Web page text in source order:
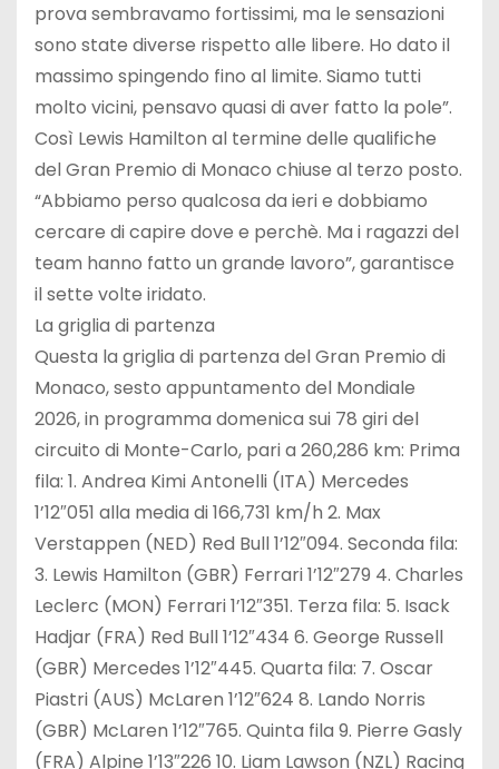
prova sembravamo fortissimi, ma le sensazioni
sono state diverse rispetto alle libere. Ho dato il
massimo spingendo fino al limite. Siamo tutti
molto vicini, pensavo quasi di aver fatto la pole”.
Così Lewis Hamilton al termine delle qualifiche
del Gran Premio di Monaco chiuse al terzo posto.
“Abbiamo perso qualcosa da ieri e dobbiamo
cercare di capire dove e perchè. Ma i ragazzi del
team hanno fatto un grande lavoro”, garantisce
il sette volte iridato.
La griglia di partenza
Questa la griglia di partenza del Gran Premio di
Monaco, sesto appuntamento del Mondiale
2026, in programma domenica sui 78 giri del
circuito di Monte-Carlo, pari a 260,286 km: Prima
fila: 1. Andrea Kimi Antonelli (ITA) Mercedes
1’12″051 alla media di 166,731 km/h 2. Max
Verstappen (NED) Red Bull 1’12″094. Seconda fila:
3. Lewis Hamilton (GBR) Ferrari 1’12″279 4. Charles
Leclerc (MON) Ferrari 1’12″351. Terza fila: 5. Isack
Hadjar (FRA) Red Bull 1’12″434 6. George Russell
(GBR) Mercedes 1’12″445. Quarta fila: 7. Oscar
Piastri (AUS) McLaren 1’12″624 8. Lando Norris
(GBR) McLaren 1’12″765. Quinta fila 9. Pierre Gasly
(FRA) Alpine 1’13″226 10. Liam Lawson (NZL) Racing